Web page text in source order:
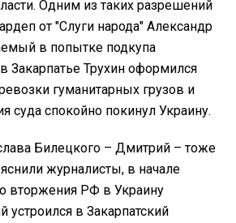
Одним из таких разрешений
от "Слуги народа" Александр
в попытке подкупа
Закарпатье Трухин оформился
гуманитарных грузов и
суда спокойно покинул Украину.
Билецкого – Дмитрий – тоже
журналисты, в начале
вторжения РФ в Украину
в Закарпатский